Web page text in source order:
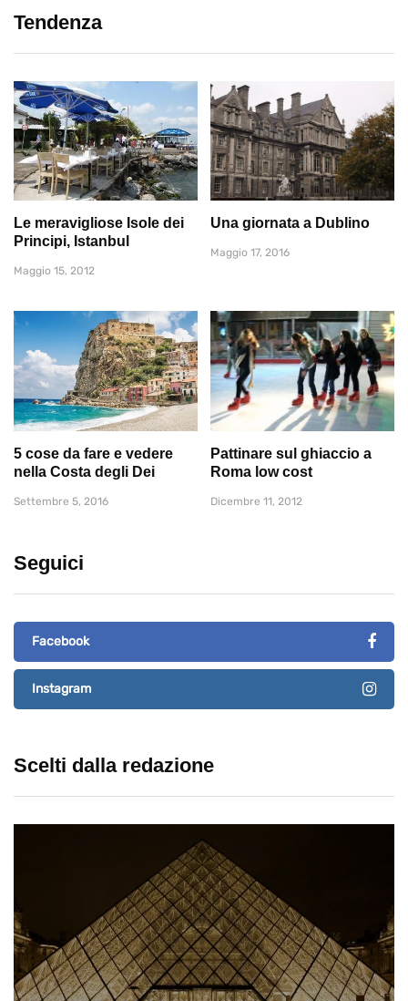
Tendenza
Le meravigliose Isole dei
Principi, Istanbul
Maggio 15, 2012
Una giornata a Dublino
Maggio 17, 2016
5 cose da fare e vedere
nella Costa degli Dei
Settembre 5, 2016
Pattinare sul ghiaccio a
Roma low cost
Dicembre 11, 2012
Seguici
Facebook
Instagram
Scelti dalla redazione